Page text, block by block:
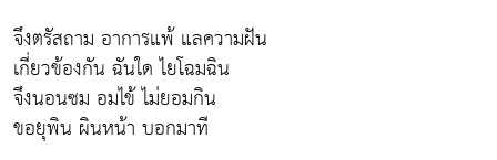
จึงตรัสถาม อาการแพ้ แลความฝัน
เกี่ยวข้องกัน ฉันใด ไยโฉมฉิน
จึงนอนซม อมไข้ ไม่ยอมกิน
ขอยุพิน ผินหน้า บอกมาที